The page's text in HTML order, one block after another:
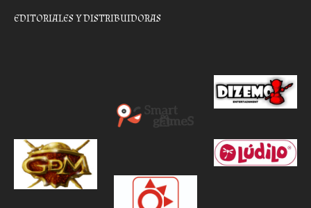
EDITORIALES Y DISTRIBUIDORAS